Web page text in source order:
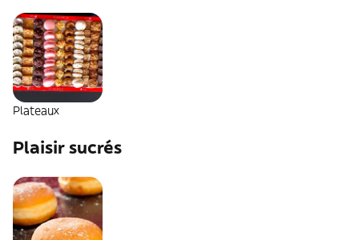
Plateaux
Plaisir sucrés